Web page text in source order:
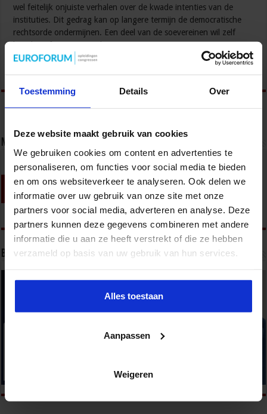
Toestemming Details Over
Deze website maakt gebruik van cookies
We gebruiken cookies om content en advertenties te
personaliseren, om functies voor social media te bieden
en om ons websiteverkeer te analyseren. Ook delen we
informatie over uw gebruik van onze site met onze
partners voor social media, adverteren en analyse. Deze
partners kunnen deze gegevens combineren met andere
informatie die u aan ze heeft verstrekt of die ze hebben
verzameld op basis van uw gebruik van hun services.
Alles toestaan
Aanpassen
Weigeren
wel feitelijk onjuiste verhalen over de kwade intenties van de
instituties. Dit gedrag kan op langere termijn de democratische
rechtsorde ondermijnen. Een deel van de soevereinen wil zelf
bepalen of wet- en regelgeving …
Nieuwsbrief
Bekijk onze opleidingen